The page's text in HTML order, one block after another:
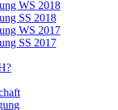
WS 2018
SS 2018
WS 2017
SS 2017